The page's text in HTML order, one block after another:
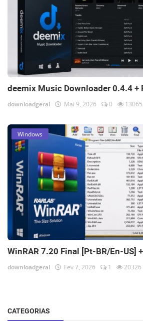
deemix Music Downloader 0.4.4 +
downloadgeral Mai 9, 2026 0 13065
Windows
WinRAR 7.20 Final [Pt-BR/En-US]
downloadgeral Fev 7, 2026 1 20326
CATEGORIAS